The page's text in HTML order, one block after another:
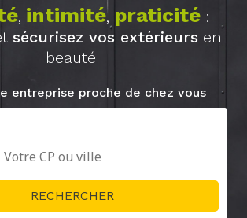
, intimité, praticité:
sécurisez vos extérieurs en
beauté
entreprise proche de chez vous